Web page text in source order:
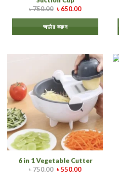
৳750.00 ৳650.00
অর্ডার করুন
6 in 1 Vegetable Cutter
৳750.00 ৳550.00